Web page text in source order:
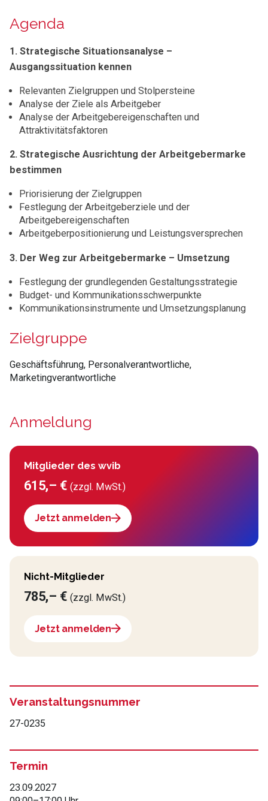
Agenda
1. Strategische Situationsanalyse –
Ausgangssituation kennen
Relevanten Zielgruppen und Stolpersteine
Analyse der Ziele als Arbeitgeber
Analyse der Arbeitgebereigenschaften und
Attraktivitätsfaktoren
2. Strategische Ausrichtung der Arbeitgebermarke
bestimmen
Priorisierung der Zielgruppen
Festlegung der Arbeitgeberziele und der
Arbeitgebereigenschaften
Arbeitgeberpositionierung und Leistungsversprechen
3. Der Weg zur Arbeitgebermarke – Umsetzung
Festlegung der grundlegenden Gestaltungsstrategie
Budget- und Kommunikationsschwerpunkte
Kommunikationsinstrumente und Umsetzungsplanung
Zielgruppe
Geschäftsführung, Personalverantwortliche,
Marketingverantwortliche
Anmeldung
Mitglieder des wvib
615,– €(zzgl. MwSt.)
Jetzt anmelden
Nicht-Mitglieder
785,– €(zzgl. MwSt.)
Jetzt anmelden
Veranstaltungsnummer
27-0235
Termin
23.09.2027